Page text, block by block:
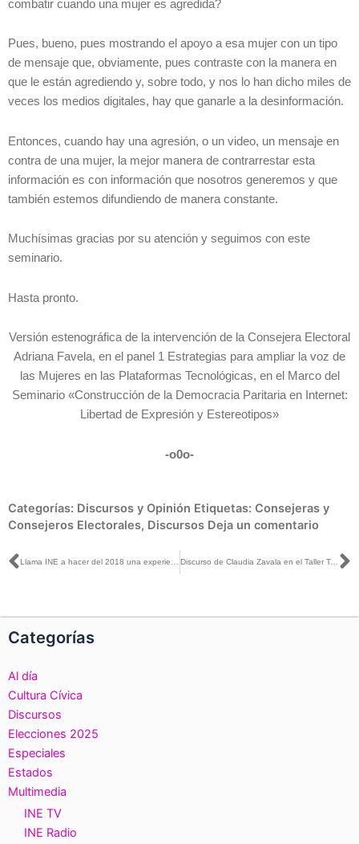
combatir cuando una mujer es agredida?
Pues, bueno, pues mostrando el apoyo a esa mujer con un tipo
de mensaje que, obviamente, pues contraste con la manera en
que le están agrediendo y, sobre todo, y nos lo han dicho miles de
veces los medios digitales, hay que ganarle a la desinformación.
Entonces, cuando hay una agresión, o un video, un mensaje en
contra de una mujer, la mejor manera de contrarrestar esta
información es con información que nosotros generemos y que
también estemos difundiendo de manera constante.
Muchísimas gracias por su atención y seguimos con este
seminario.
Hasta pronto.
Versión estenográfica de la intervención de la Consejera Electoral
Adriana Favela, en el panel 1 Estrategias para ampliar la voz de
las Mujeres en las Plataformas Tecnológicas, en el Marco del
Seminario «Construcción de la Democracia Paritaria en Internet:
Libertad de Expresión y Estereotipos»
-o0o-
Categorías: Discursos y Opinión Etiquetas: Consejeras y
Consejeros Electorales, Discursos Deja un comentario
Ant Llama INE a hacer del 2018 una experiencia emblemática en la construcción de una democracia paritaria Discurso de Claudia Zavala en el Taller Twitter en el marco del Seminario «Construcción de la Democracia Paritaria en Internet: Libertad de Expresión y Estereotipos»
Categorías
Al día
Cultura Cívica
Discursos
Elecciones 2025
Especiales
Estados
Multimedia
INE TV
INE Radio